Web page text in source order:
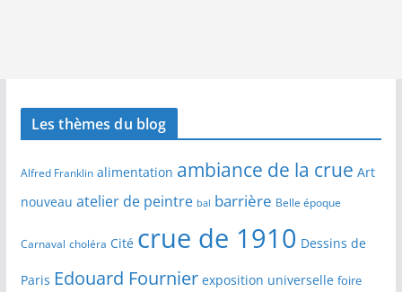
Les thèmes du blog
Alfred Franklin alimentation ambiance de la crue Art
nouveau atelier de peintre bal barrière Belle époque
Carnaval choléra Cité crue de 1910 Dessins de
Paris Edouard Fournier exposition universelle foire